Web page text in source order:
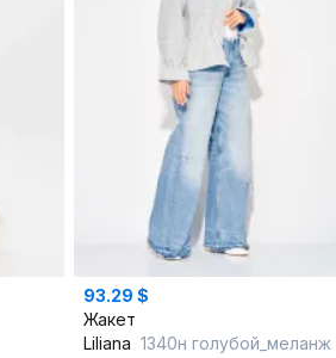
93.29 $
Жакет
Liliana 1340н голубой_меланж